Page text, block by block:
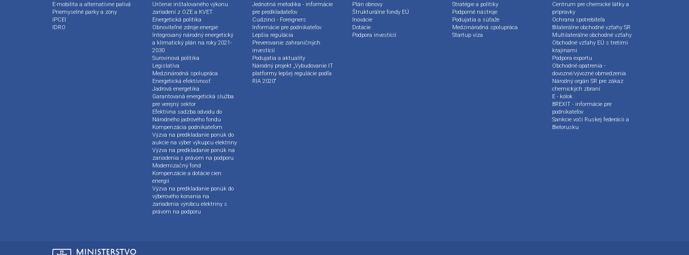
E-mobilita a alternatívne palivá
Priemyselné parky a zóny
IPCEI
IDRO
Určenie inštalovaného výkonu
zariadení z OZE a KVET
Energetická politika
Obnoviteľné zdroje energie
Integrovaný národný energetický
a klimatický plán na roky 2021-
2030
Surovinová politika
Legislatíva
Medzinárodná spolupráca
Energetická efektívnosť
Jadrová energetika
Garantovaná energetická služba
pre verejný sektor
Efektívna sadzba odvodu do
Národného jadrového fondu
Kompenzácia podnikateľom
Výzva na predkladanie ponúk do
aukcie na výber výkupcu elektriny
Výzva na predkladanie ponúk na
zariadenia s právom na podporu
Modernizačný fond
Kompenzácie a dotácie cien
energií
Výzva na predkladanie ponúk do
výberového konania na
zariadenia výrobcu elektriny s
právom na podporu
Jednotná metodika - informácie
pre predkladateľov
Cudzinci - Foreigners
Informácie pre podnikateľov
Lepšia regulácia
Preverovanie zahraničných
investícií
Podujatia a aktuality
Národný projekt „Vybudovanie IT
platformy lepšej regulácie podľa
RIA 2020“
Plán obnovy
Štrukturálne fondy EÚ
Inovácie
Dotácie
Podpora investícií
Stratégie a politiky
Podporné nástroje
Podujatia a súťaže
Medzinárodná spolupráca
Startup víza
Centrum pre chemické látky a
prípravky
Ochrana spotrebiteľa
Bilaterálne obchodné vzťahy SR
Multilaterálne obchodné vzťahy
Obchodné vzťahy EÚ s tretími
krajinami
Podpora exportu
Obchodné opatrenia -
dovozné/vývozné obmedzenia
Národný orgán SR pre zákaz
chemických zbraní
E - kolok
BREXIT - informácie pre
podnikateľov
Sankcie voči Ruskej federácii a
Bielorusku